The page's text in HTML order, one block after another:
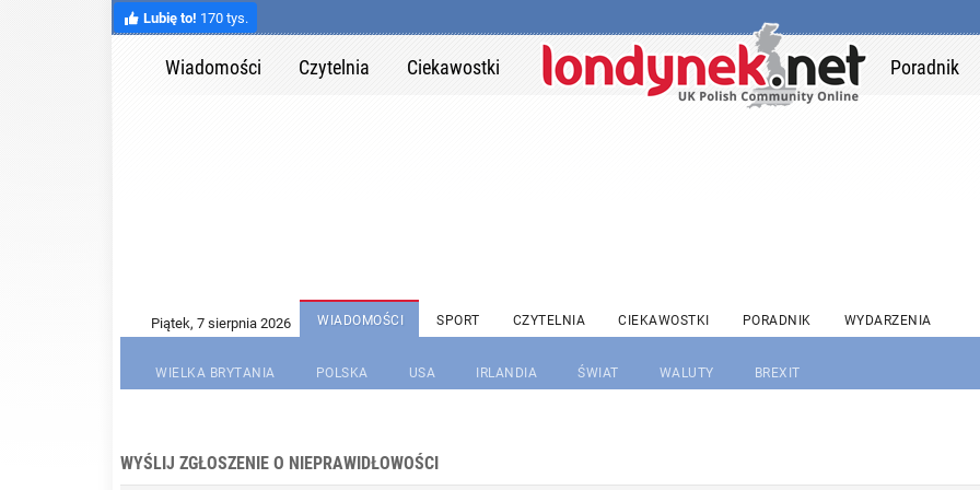
Lubię to! 170 tys.
Wiadomości Czytelnia Ciekawostki Poradnik
WIADOMOŚCI SPORT CZYTELNIA CIEKAWOSTKI PORADNIK WYDARZENIA
WIELKA BRYTANIA POLSKA USA IRLANDIA ŚWIAT WALUTY BREXIT
WYŚLIJ ZGŁOSZENIE O NIEPRAWIDŁOWOŚCI